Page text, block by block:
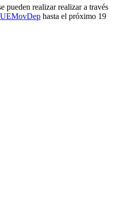
pueden realizar realizar a través
hasta el próximo 19